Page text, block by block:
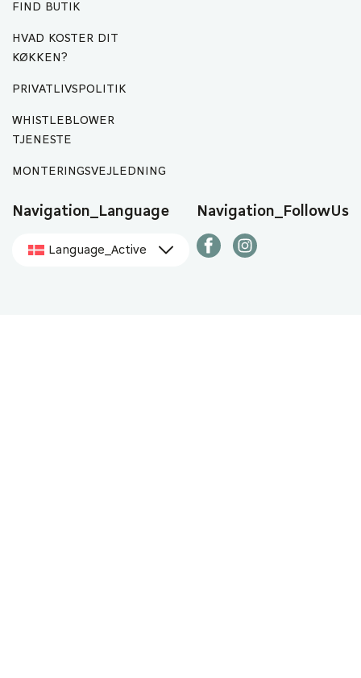
FIND BUTIK
HVAD KOSTER DIT
KØKKEN?
PRIVATLIVSPOLITIK
WHISTLEBLOWER
TJENESTE
MONTERINGSVEJLEDNING
Navigation_Language
Language_Active
Navigation_FollowUs